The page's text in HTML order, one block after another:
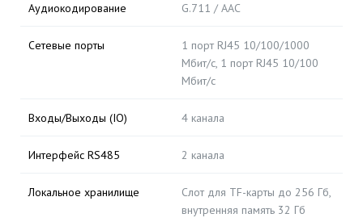
Аудиокодирование G.711 / AAC
Сетевые порты
1 порт RJ45 10/100/1000
Мбит/с, 1 порт RJ45 10/100
Мбит/с
Входы/Выходы (IO) 4 канала
Интерфейс RS485 2 канала
Локальное хранилище
Слот для TF-карты до 256 Гб,
внутренняя память 32 Гб